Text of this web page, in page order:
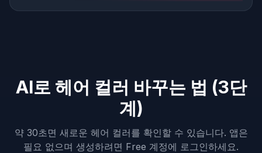
AI로 헤어 컬러 바꾸는 법 (3단
계)
약 30초면 새로운 헤어 컬러를 확인할 수 있습니다. 앱은
필요 없으며 생성하려면 Free 계정에 로그인하세요.